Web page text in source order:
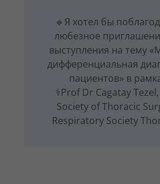
🔹Я хотел бы
любезное
выступления на тему
дифференциальная
пациентов» в
⚕Prof Dr Cagatay
Society of Thoracic
Respiratory Society